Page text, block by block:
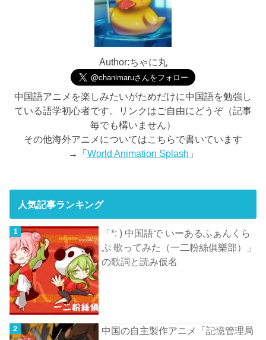
Author:ちゃに丸
中国語アニメを楽しみたいがためだけに中国語を勉強し
ている語学初心者です。リンクはご自由にどうぞ（記事
毎でも構いません）
その他海外アニメについてはこちらで書いています
→「World Animation Splash 」
人気記事ランキング
「*: ) 中国語で いーあるふぁんくら
ぶ 歌ってみた（一二粉絲俱樂部）」
の歌詞と読み仮名
中国の自主製作アニメ「記憶管理局